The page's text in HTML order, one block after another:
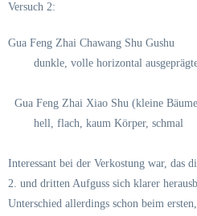
Versuch 2:
Gua Feng Zhai Chawang Shu Gushu
dunkle, volle horizontal
Gua Feng Zhai Xiao Shu (kleine
hell, flach, kaum Körper, schmal
Interessant bei der Verkostung war, das
2. und dritten Aufguss sich klarer
Unterschied allerdings schon beim